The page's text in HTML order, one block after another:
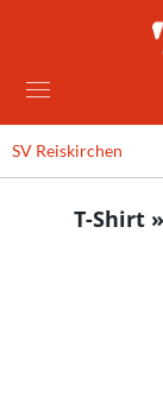
SV Reiskirchen
T-Shirt